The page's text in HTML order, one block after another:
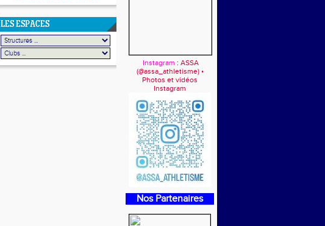
LES ESPACES
Instagram : ASSA
(@assa_athletisme) •
Photos et vidéos
Instagram
Nos Partenaires